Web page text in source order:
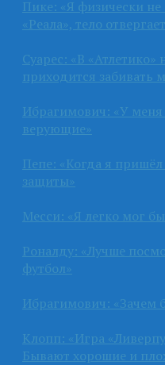
Пике: «Я физически
«Реала», тело
Суарес: «В «Атлетико»
приходится забивать
Ибрагимович: «У
верующие»
Пепе: «Когда я
защиты»
Месси: «Я легко мог
Роналду: «Лучше
футбол»
Ибрагимович: «Зачем
Клопп: «Игра
Бывают хорошие и